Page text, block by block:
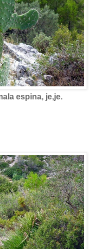
espina, je,je.